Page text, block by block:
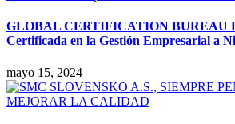
GLOBAL CERTIFICATION BUREAU
Certificada en la Gestión Empresarial a
mayo 15, 2024